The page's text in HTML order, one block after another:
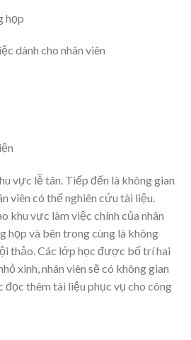
họp
dành cho nhân viên
vực lễ tân. Tiếp đến là không gian
viên có thể nghiên cứu tài liệu.
khu vực làm việc chính của nhân
họp và bên trong cùng là không
thảo. Các lớp học được bố trí hai
xinh, nhân viên sẽ có không gian
thêm tài liệu phục vụ cho công